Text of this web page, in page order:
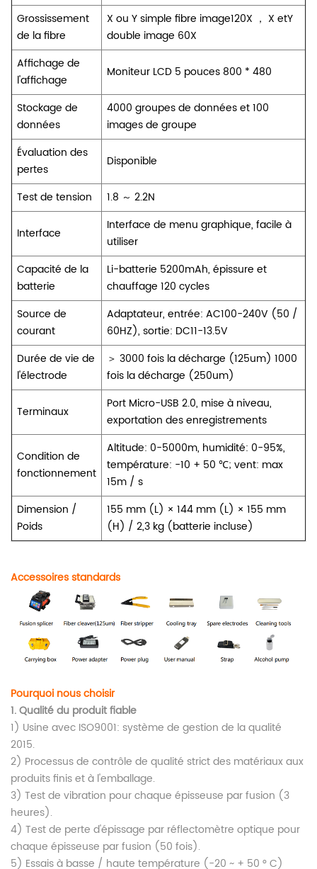
Grossissement
de la fibre
X ou Y simple fibre image120X ， X etY
double image 60X
Affichage de
l'affichage
Moniteur LCD 5 pouces 800 * 480
Stockage de
données
4000 groupes de données et 100
images de groupe
Évaluation des
pertes
Disponible
Test de tension 1.8 ～ 2.2N
Interface
Interface de menu graphique, facile à
utiliser
Capacité de la
batterie
Li-batterie 5200mAh, épissure et
chauffage 120 cycles
Source de
courant
Adaptateur, entrée: AC100-240V (50 /
60HZ), sortie: DC11-13.5V
Durée de vie de
l'électrode
＞ 3000 fois la décharge (125um) 1000
fois la décharge (250um)
Terminaux
Port Micro-USB 2.0, mise à niveau,
exportation des enregistrements
Condition de
fonctionnement
Altitude: 0-5000m, humidité: 0-95%,
température: -10 + 50 ℃; vent: max
15m / s
Dimension /
Poids
155 mm (L) × 144 mm (L) × 155 mm
(H) / 2,3 kg (batterie incluse)
Accessoires standards
Pourquoi nous choisir
1.Qualité du produit fiable
1) Usine avec ISO9001: système de gestion de la qualité
2015.
2) Processus de contrôle de qualité strict des matériaux aux
produits finis et à l'emballage.
3) Test de vibration pour chaque épisseuse par fusion (3
heures).
4) Test de perte d'épissage par réflectomètre optique pour
chaque épisseuse par fusion (50 fois).
5) Essais à basse / haute température (-20 ~ + 50 ° C)